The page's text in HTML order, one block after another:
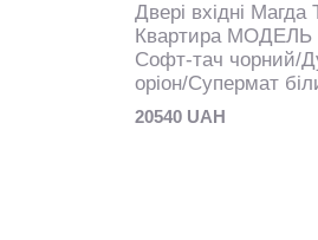
Двері вхідні
Квартира МОДЕЛЬ
Софт-тач чорний/
оріон/Супермат
20540 UAH